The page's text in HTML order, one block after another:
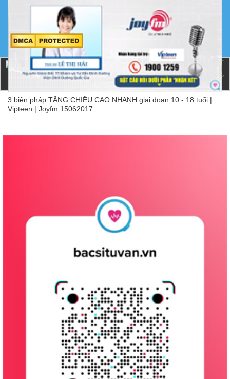
3 biện pháp TĂNG CHIỀU CAO NHANH giai đoạn 10 - 18 tuổi |
Vipteen | Joyfm 15062017
CopyrightBác sĩ tư vấn- 2016 -2026. All rights
reserved.